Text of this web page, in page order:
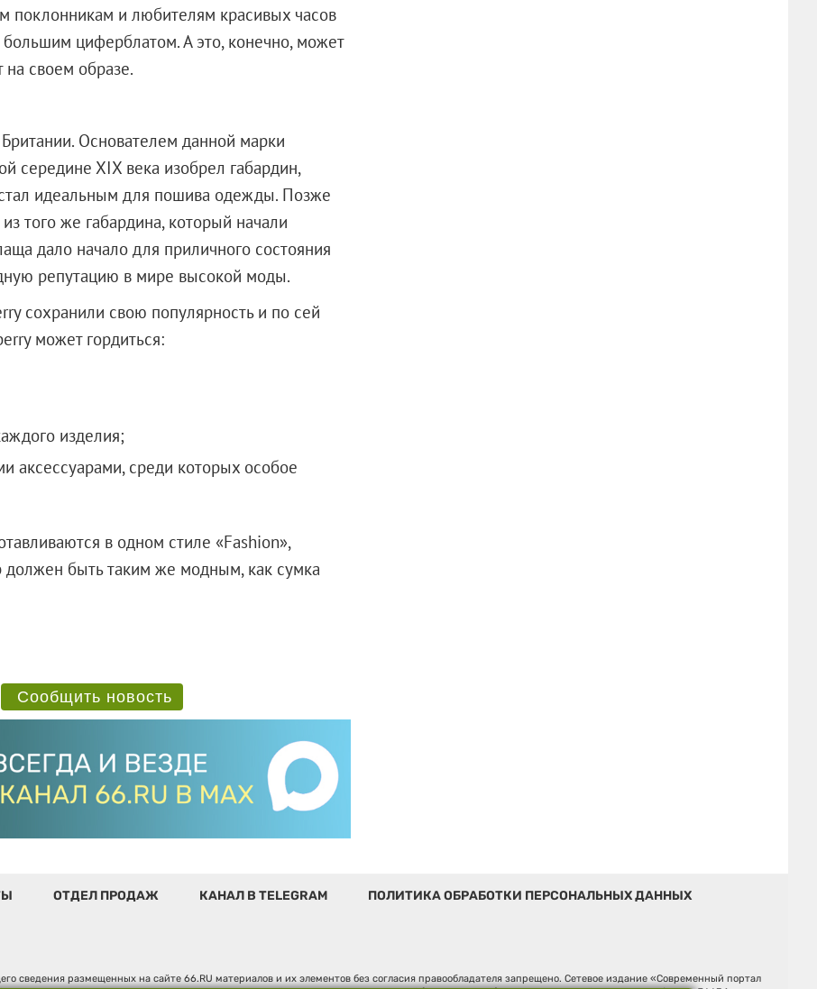
поклонникам и любителям красивых часов
циферблатом. А это, конечно, может
на своем образе.
Основателем данной марки
середине ХIX века изобрел габардин,
идеальным для пошива одежды. Позже
того же габардина, который начали
дало начало для приличного состояния
репутацию в мире высокой моды.
сохранили свою популярность и по сей
может гордиться:
изделия;
среди которых особое
в одном стиле «Fashion»,
должен быть таким же модным, как сумка
Сообщить новость
ОТДЕЛ ПРОДАЖ КАНАЛ В TELEGRAM
ПОЛИТИКА ОБРАБОТКИ ПЕРСОНАЛЬНЫХ ДАННЫХ
сведения размещенных на сайте 66.RU материалов и их элементов без согласия правообладателя запрещено. Сетевое издание «Современный портал